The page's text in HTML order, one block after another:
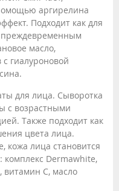
аргирелина
Подходит как для
преждевременным
масло,
гиалуроновой
для лица. Сыворотка
с возрастными
Также подходит как
цвета лица.
кожа лица становится
комплекс Dermawhite,
витамин С, масло